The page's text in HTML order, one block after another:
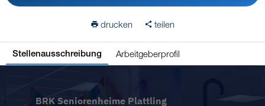
drucken teilen
Stellenausschreibung Arbeitgeberprofil